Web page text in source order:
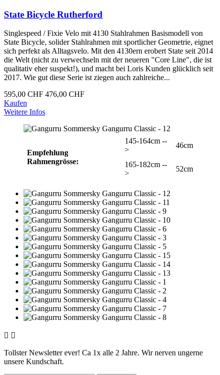
State Bicycle Rutherford
Singlespeed / Fixie Velo mit 4130 Stahlrahmen Basismodell von
State Bicycle, solider Stahlrahmen mit sportlicher Geometrie, eignet
sich perfekt als Alltagsvelo. Mit den 4130ern erobert State seit 2014
die Welt (nicht zu verwechseln mit der neueren "Core Line", die ist
qualitativ eher suspekt!), und macht bei Loris Kunden glücklich seit
2017. Wie gut diese Serie ist ziegen auch zahlreiche...
595,00 CHF 476,00 CHF
Kaufen
Weitere Infos
Empfehlung
Rahmengrösse:
145-164cm --
>
46cm
165-182cm --
>
52cm
 
Tollster Newsletter ever! Ca 1x alle 2 Jahre. Wir nerven ungerne
unsere Kundschaft.